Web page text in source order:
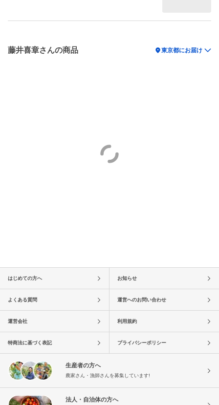
藤井喜章さんの商品 location_on東京都にお届け
はじめての方へ お知らせ
よくある質問 運営へのお問い合わせ
運営会社 利用規約
特商法に基づく表記 プライバシーポリシー
生産者の方へ
農家さん・漁師さんを募集しています!
法人・自治体の方へ